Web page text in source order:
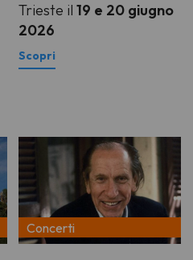
Trieste il 19 e 20 giugno
2026
Concerti